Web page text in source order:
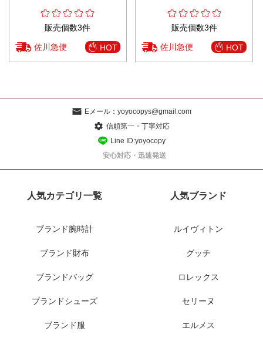
販売個数3件
佐川急便 HOT
販売個数3件
佐川急便 HOT
Eメール： yoyocopys@gmail.com
信頼第一・丁寧対応
Line ID:yoyocopy
安心対応・迅速発送
人気カテゴリ一覧
ブランド腕時計
ブランド財布
ブランドバッグ
ブランドシューズ
ブランド服
人気ブランド
ルイヴィトン
グッチ
ロレックス
セリーヌ
エルメス